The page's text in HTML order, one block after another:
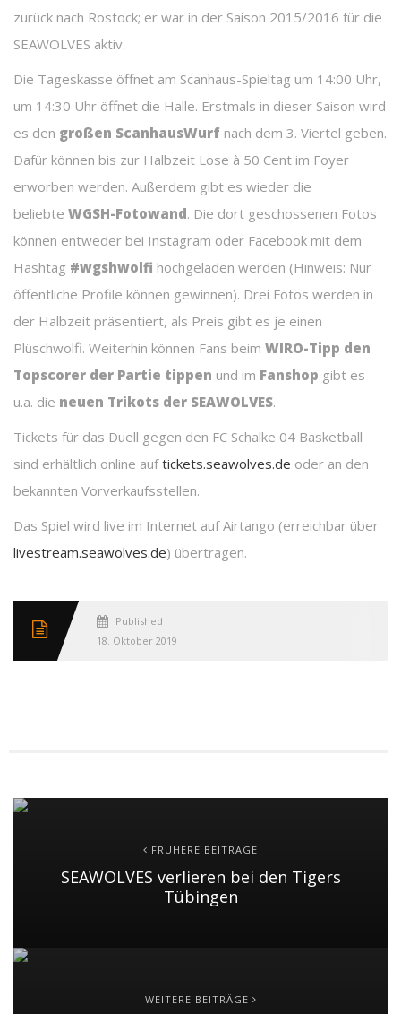
zurück nach Rostock; er war in der Saison 2015/2016 für die
SEAWOLVES aktiv.
Die Tageskasse öffnet am Scanhaus-Spieltag um 14:00 Uhr,
um 14:30 Uhr öffnet die Halle. Erstmals in dieser Saison wird
es den großen ScanhausWurf nach dem 3. Viertel geben.
Dafür können bis zur Halbzeit Lose à 50 Cent im Foyer
erworben werden. Außerdem gibt es wieder die
beliebte WGSH-Fotowand. Die dort geschossenen Fotos
können entweder bei Instagram oder Facebook mit dem
Hashtag #wgshwolfi hochgeladen werden (Hinweis: Nur
öffentliche Profile können gewinnen). Drei Fotos werden in
der Halbzeit präsentiert, als Preis gibt es je einen
Plüschwolfi. Weiterhin können Fans beim WIRO-Tipp den
Topscorer der Partie tippen und im Fanshop gibt es
u.a. die neuen Trikots der SEAWOLVES.
Tickets für das Duell gegen den FC Schalke 04 Basketball
sind erhältlich online auftickets.seawolves.de oder an den
bekannten Vorverkaufsstellen.
Das Spiel wird live im Internet auf Airtango (erreichbar über
livestream.seawolves.de) übertragen.
Published
18. Oktober 2019
FRÜHERE BEITRÄGE
SEAWOLVES verlieren bei den Tigers
Tübingen
WEITERE BEITRÄGE